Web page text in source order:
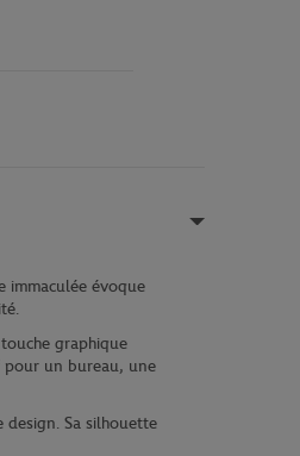
immaculée évoque
graphique
pour un bureau, une
Sa silhouette